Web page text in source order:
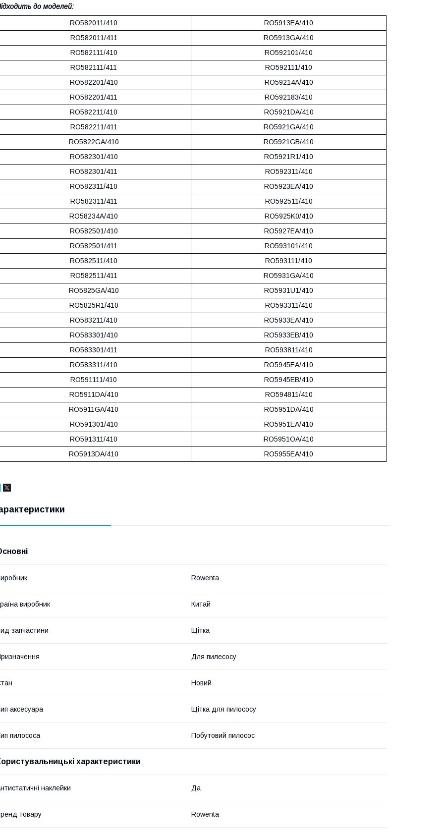
до моделей:
RO582011/410
RO5913EA/410
RO582011/411
RO5913GA/410
RO582111/410
RO592101/410
RO582111/411
RO592111/410
RO582201/410
RO59214A/410
RO582201/411
RO592183/410
RO582211/410
RO5921DA/410
RO582211/411
RO5921GA/410
RO5822GA/410
RO5921GB/410
RO582301/410
RO5921R1/410
RO582301/411
RO592311/410
RO582311/410
RO5923EA/410
RO582311/411
RO592511/410
RO58234A/410
RO5925K0/410
RO582501/410
RO5927EA/410
RO582501/411
RO593101/410
RO582511/410
RO593111/410
RO582511/411
RO5931GA/410
RO5825GA/410
RO5931U1/410
RO5825R1/410
RO593311/410
RO583211/410
RO5933EA/410
RO583301/410
RO5933EB/410
RO583301/411
RO593811/410
RO583311/410
RO5945EA/410
RO591111/410
RO5945EB/410
RO5911DA/410
RO594811/410
RO5911GA/410
RO5951DA/410
RO591301/410
RO5951EA/410
RO591311/410
RO5951OA/410
RO5913DA/410
RO5955EA/410
Rowenta
виробник Китай
запчастини Щітка
Для пилесосу
Новий
аксесуара Щітка для пилососу
пилососа Побутовий пилосос
характеристики
наклейки Да
товару Rowenta